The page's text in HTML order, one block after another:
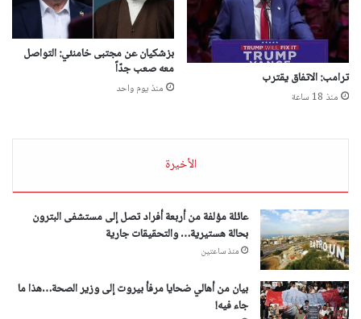
ترامب: الاتفاق يقترب
منذ 18 ساعة
بزشكيان عن مجتبى خامنئي: التواصل
معه صعب جدّاً
منذ يوم واحد
الأخيرة
عائلة مؤلفة من أربعة أفراد تصل إلى مستشفى البترون
بحالة هستيرية… والتحقيقات جارية
منذ ساعتين
بيان من أهالي ضحايا مرفأ بيروت إلى وزير الصحة…هذا ما
جاء فيه!